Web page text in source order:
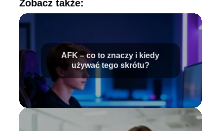
Zobacz także:
AFK – co to znaczy i kiedy
używać tego skrótu?